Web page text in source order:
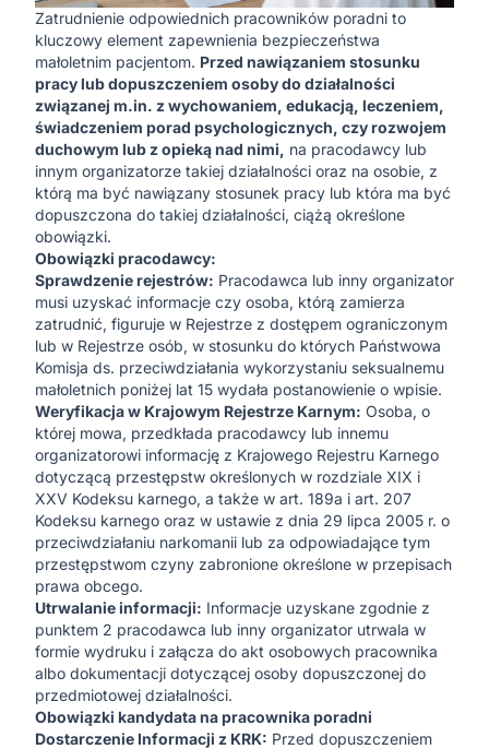
Zatrudnienie odpowiednich pracowników poradni to
kluczowy element zapewnienia bezpieczeństwa
małoletnim pacjentom. Przed nawiązaniem stosunku
pracy lub dopuszczeniem osoby do działalności
związanej m.in. z wychowaniem, edukacją, leczeniem,
świadczeniem porad psychologicznych, czy rozwojem
duchowym lub z opieką nad nimi, na pracodawcy lub
innym organizatorze takiej działalności oraz na osobie, z
którą ma być nawiązany stosunek pracy lub która ma być
dopuszczona do takiej działalności, ciążą określone
obowiązki.
Obowiązki pracodawcy:
Sprawdzenie rejestrów: Pracodawca lub inny organizator
musi uzyskać informacje czy osoba, którą zamierza
zatrudnić, figuruje w Rejestrze z dostępem ograniczonym
lub w Rejestrze osób, w stosunku do których Państwowa
Komisja ds. przeciwdziałania wykorzystaniu seksualnemu
małoletnich poniżej lat 15 wydała postanowienie o wpisie.
Weryfikacja w Krajowym Rejestrze Karnym: Osoba, o
której mowa, przedkłada pracodawcy lub innemu
organizatorowi informację z Krajowego Rejestru Karnego
dotyczącą przestępstw określonych w rozdziale XIX i
XXV Kodeksu karnego, a także w art. 189a i art. 207
Kodeksu karnego oraz w ustawie z dnia 29 lipca 2005 r. o
przeciwdziałaniu narkomanii lub za odpowiadające tym
przestępstwom czyny zabronione określone w przepisach
prawa obcego.
Utrwalanie informacji: Informacje uzyskane zgodnie z
punktem 2 pracodawca lub inny organizator utrwala w
formie wydruku i załącza do akt osobowych pracownika
albo dokumentacji dotyczącej osoby dopuszczonej do
przedmiotowej działalności.
Obowiązki kandydata na pracownika poradni
Dostarczenie Informacji z KRK: Przed dopuszczeniem